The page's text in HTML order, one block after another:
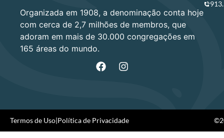
Organizada em 1908, a denominação conta hoje
com cerca de 2,7 milhões de membros, que
adoram em mais de 30.000 congregações em
165 áreas do mundo.
Termos de Uso|Política de Privacidade